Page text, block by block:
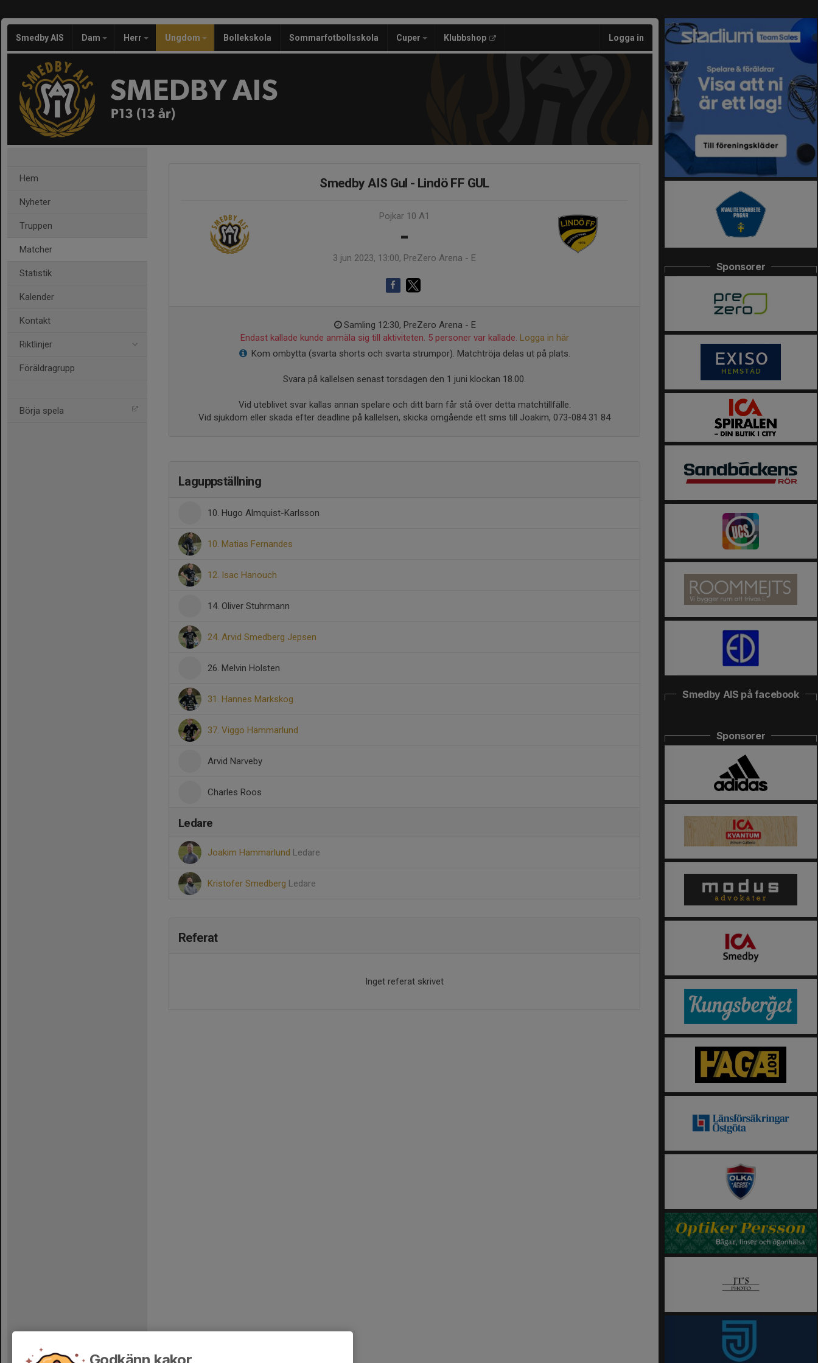
Smedby AIS Dam Herr Ungdom Bollekskola Sommarfotbollsskola Cuper Klubbshop Logga in
SMEDBY AIS
P13 (13 år)
Hem
Nyheter
Truppen
Matcher
Statistik
Kalender
Kontakt
Riktlinjer
Föräldragrupp
Börja spela
Smedby AIS Gul - Lindö FF GUL
Pojkar 10 A1
-
3 jun 2023, 13:00, PreZero Arena - E
Samling 12:30, PreZero Arena - E
Endast kallade kunde anmäla sig till aktiviteten. 5 personer var kallade. Logga in här
Kom ombytta (svarta shorts och svarta strumpor). Matchtröja delas ut på plats.
Svara på kallelsen senast torsdagen den 1 juni klockan 18.00.
Vid uteblivet svar kallas annan spelare och ditt barn får stå över detta matchtillfälle.
Vid sjukdom eller skada efter deadline på kallelsen, skicka omgående ett sms till Joakim, 073-084 31 84
Laguppställning
10. Hugo Almquist-Karlsson
10. Matias Fernandes
12. Isac Hanouch
14. Oliver Stuhrmann
24. Arvid Smedberg Jepsen
26. Melvin Holsten
31. Hannes Markskog
37. Viggo Hammarlund
Arvid Narveby
Charles Roos
Ledare
Joakim Hammarlund Ledare
Kristofer Smedberg Ledare
Referat
Inget referat skrivet
Sponsorer
Smedby AIS på facebook
Sponsorer